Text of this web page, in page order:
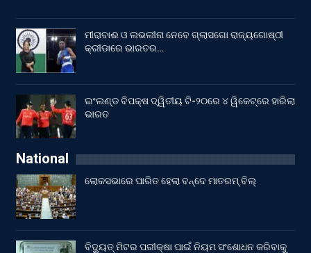
ମୀରାବାଈ ଓ ଲଭଲୀନା ନେବେ ଗ୍ଲାସଗୋ ରାଜ୍ୟଗୋଷ୍ଠୀ
କ୍ରୀଡାରେ ଭାରତର…
ଇଂଲଣ୍ଡ ବିପକ୍ଷ ଦ୍ୱିତୀୟ ଟି-୨୦ରେ ୪ ୱିକେଟ୍‌ରେ ହାରିଲା
ଭାରତ
National
ଲୋକସଭାରେ ପାରିତ ହେଲା ବନ୍ଦେ ମାତରମ୍‌ ବିଲ୍‌
ବିଦ୍ୟୁତ୍ ମିଟର ପରୀକ୍ଷା ପାଇଁ ନିୟମ ସଂଶୋଧନ କରିବାକୁ